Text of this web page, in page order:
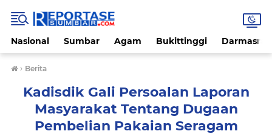
Nasional Sumbar Agam Bukittinggi
› Berita
Kadisdik Gali Persoalan Laporan
Masyarakat Tentang Dugaan
Pembelian Pakaian Seragam